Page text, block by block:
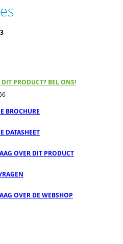
PRODUCT? BEL ONS!
BROCHURE
DATASHEET
OVER DIT PRODUCT
OVER DE WEBSHOP